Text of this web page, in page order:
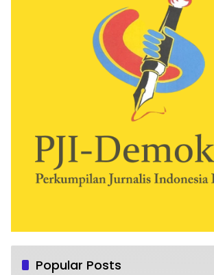
Popular Posts